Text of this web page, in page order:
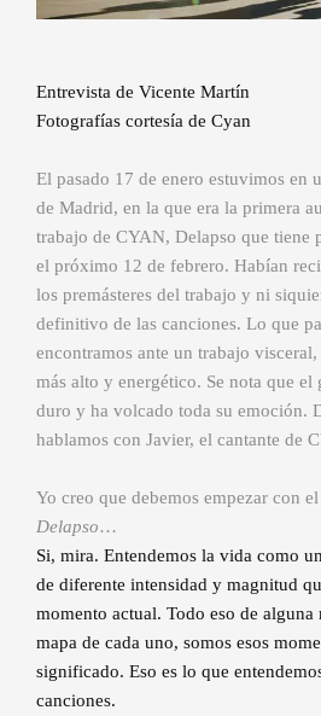
Entrevista de Vicente Martín
Fotografías cortesía de Cyan
El pasado 17 de enero estuvimos en
de Madrid, en la que era la primera
trabajo de CYAN, Delapso que tiene
el próximo 12 de febrero. Habían
los premásteres del trabajo y ni
definitivo de las canciones. Lo que
encontramos ante un trabajo
más alto y energético. Se nota que el
duro y ha volcado toda su emoción.
hablamos con Javier, el cantante de
Yo creo que debemos empezar con
Delapso…
Si, mira. Entendemos la vida como
de diferente intensidad y magnitud
momento actual. Todo eso de alguna
mapa de cada uno, somos esos
significado. Eso es lo que
canciones.